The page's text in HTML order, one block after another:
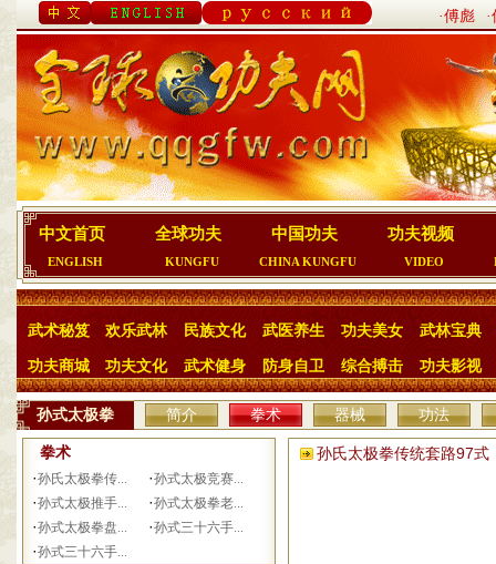
·傅彪
中文首页
ENGLISH
全球功夫
KUNGFU
中国功夫
CHINA KUNGFU
功夫视频
VIDEO
武术秘笈 欢乐武林 民族文化 武医养生 功夫美女 武林宝典
功夫商城 功夫文化 武术健身 防身自卫 综合搏击 功夫影视
孙式太极拳 简介 拳术 器械 功法
拳术
·孙氏太极拳传... ·孙式太极竞赛...
·孙式太极推手... ·孙式太极拳老...
·孙式太极拳盘... ·孙式三十六手...
·孙式三十六手...
孙氏太极拳传统套路97式